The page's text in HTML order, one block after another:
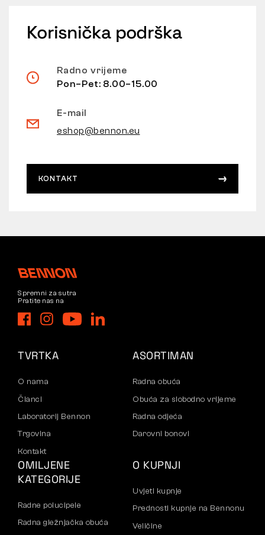
Korisnička podrška
Radno vrijeme
Pon–Pet: 8.00–15.00
E-mail
eshop@bennon.eu
KONTAKT
Spremni za sutra
Pratite nas na
TVRTKA
O nama
Članci
Laboratorij Bennon
Trgovina
Kontakt
ASORTIMAN
Radna obuća
Obuća za slobodno vrijeme
Radna odjeća
Darovni bonovi
OMILJENE
KATEGORIJE
Radne polucipele
Radna gležnjačka obuća
O KUPNJI
Uvjeti kupnje
Prednosti kupnje na Bennonu
Veličine